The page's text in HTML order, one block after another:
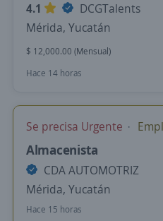
4.1
DCGTalents
Mérida, Yucatán
$ 12,000.00 (Mensual)
Hace 14 horas
Se precisa Urgente
Almacenista
CDA AUTOMOTRIZ
Mérida, Yucatán
Hace 15 horas